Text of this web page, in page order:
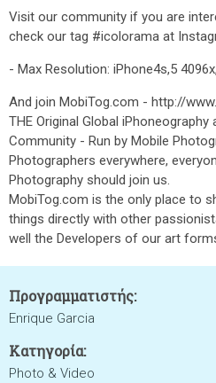
Visit our community if you are
check our tag #icolorama at
- Max Resolution: iPhone4s,5
And join MobiTog.com - http://
THE Original Global
Community - Run by Mobile
Photographers everywhere,
Photography should join us.
MobiTog.com is the only place to
things directly with other
well the Developers of our art
Προγραμματιστής:
Enrique Garcia
Κατηγορία:
Photo & Video